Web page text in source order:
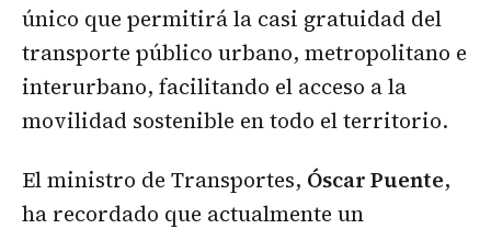
único que permitirá la casi gratuidad del
transporte público urbano, metropolitano e
interurbano, facilitando el acceso a la
movilidad sostenible en todo el territorio.
El ministro de Transportes, Óscar Puente,
ha recordado que actualmente un